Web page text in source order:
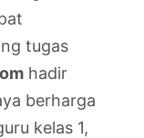
tugas
hadir
berharga
kelas 1,